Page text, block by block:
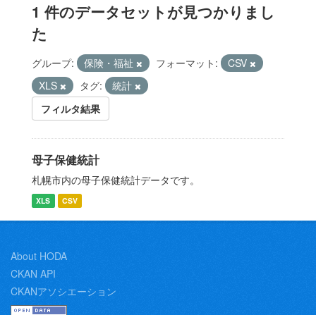
1 件のデータセットが見つかりまし
た
グループ: 保険・福祉 フォーマット:
CSV
XLS
タグ:
統計
フィルタ結果
母子保健統計
札幌市内の母子保健統計データです。
XLS CSV
About HODA
CKAN API
CKANアソシエーション